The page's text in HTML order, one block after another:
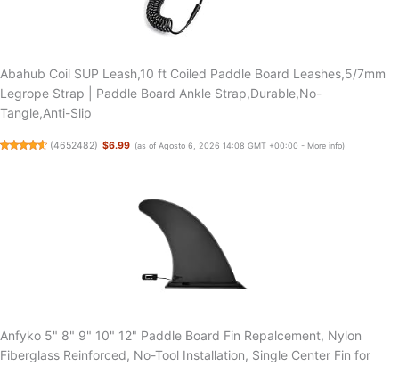
Abahub Coil SUP Leash,10 ft Coiled Paddle Board Leashes,5/7mm
Legrope Strap | Paddle Board Ankle Strap,Durable,No-
Tangle,Anti-Slip
(4652482) $6.99 (as of Agosto 6, 2026 14:08 GMT +00:00 - More info)
Anfyko 5" 8" 9" 10" 12" Paddle Board Fin Repalcement, Nylon
Fiberglass Reinforced, No-Tool Installation, Single Center Fin for